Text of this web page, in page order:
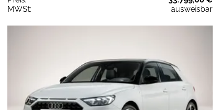
MWSt:
ausweisbar